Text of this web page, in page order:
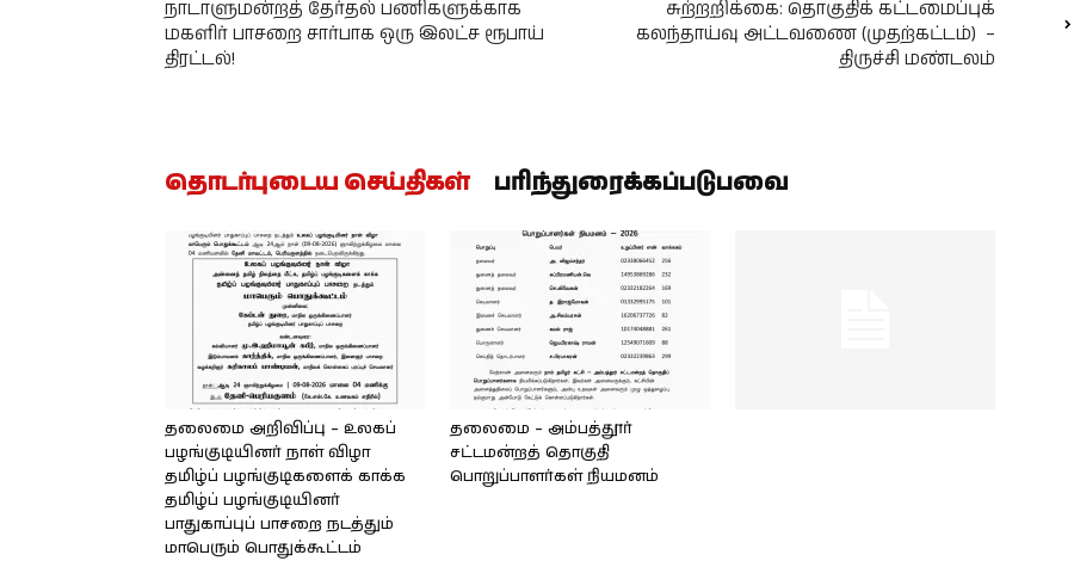
நாடாளுமன்றத் தேர்தல் பணிகளுக்காக
மகளிர் பாசறை சார்பாக ஒரு இலட்ச ரூபாய்
திரட்டல்!
சுற்றறிக்கை: தொகுதிக் கட்டமைப்புக்
கலந்தாய்வு அட்டவணை (முதற்கட்டம்) –
திருச்சி மண்டலம்
தொடர்புடைய செய்திகள் பரிந்துரைக்கப்படுபவை
தலைமை அறிவிப்பு – உலகப்
பழங்குடியினர் நாள் விழா
தமிழ்ப் பழங்குடிகளைக் காக்க
தமிழ்ப் பழங்குடியினர்
பாதுகாப்புப் பாசறை நடத்தும்
மாபெரும் பொதுக்கூட்டம்
தலைமை – அம்பத்தூர்
சட்டமன்றத் தொகுதி
பொறுப்பாளர்கள் நியமனம்